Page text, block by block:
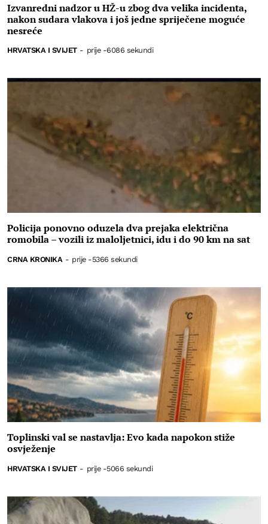
Izvanredni nadzor u HŽ-u zbog dva velika incidenta,
nakon sudara vlakova i još jedne spriječene moguće
nesreće
HRVATSKA I SVIJET - prije -6086 sekundi
Policija ponovno oduzela dva prejaka električna
romobila – vozili iz maloljetnici, idu i do 90 km na sat
CRNA KRONIKA - prije -5366 sekundi
Toplinski val se nastavlja: Evo kada napokon stiže
osvježenje
HRVATSKA I SVIJET - prije -5066 sekundi